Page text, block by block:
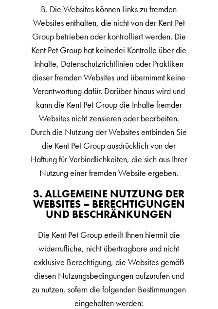
B. Die Websites können Links zu fremden
Websites enthalten, die nicht von der Kent Pet
Group betrieben oder kontrolliert werden. Die
Kent Pet Group hat keinerlei Kontrolle über die
Inhalte, Datenschutzrichtlinien oder Praktiken
dieser fremden Websites und übernimmt keine
Verantwortung dafür. Darüber hinaus wird und
kann die Kent Pet Group die Inhalte fremder
Websites nicht zensieren oder bearbeiten.
Durch die Nutzung der Websites entbinden Sie
die Kent Pet Group ausdrücklich von der
Haftung für Verbindlichkeiten, die sich aus Ihrer
Nutzung einer fremden Website ergeben.
3. ALLGEMEINE NUTZUNG DER
WEBSITES – BERECHTIGUNGEN
UND BESCHRÄNKUNGEN
Die Kent Pet Group erteilt Ihnen hiermit die
widerrufliche, nicht übertragbare und nicht
exklusive Berechtigung, die Websites gemäß
diesen Nutzungsbedingungen aufzurufen und
zu nutzen, sofern die folgenden Bestimmungen
eingehalten werden: